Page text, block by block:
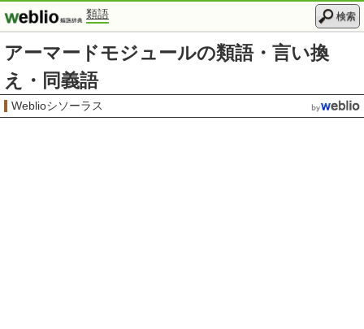
類語 検索
アーマードモジュールの類語・言い換
え・同義語
Weblioシソーラス